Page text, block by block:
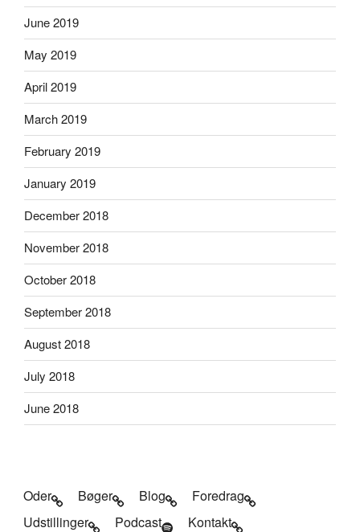
June 2019
May 2019
April 2019
March 2019
February 2019
January 2019
December 2018
November 2018
October 2018
September 2018
August 2018
July 2018
June 2018
Oder Bøger Blog
Foredrag
Udstillinger
Podcast Kontakt